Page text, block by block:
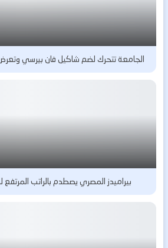
الجامعة تتحرك لضم شاكيل فان بيرسي
بيراميدز المصري يصطدم بالراتب المرتفع